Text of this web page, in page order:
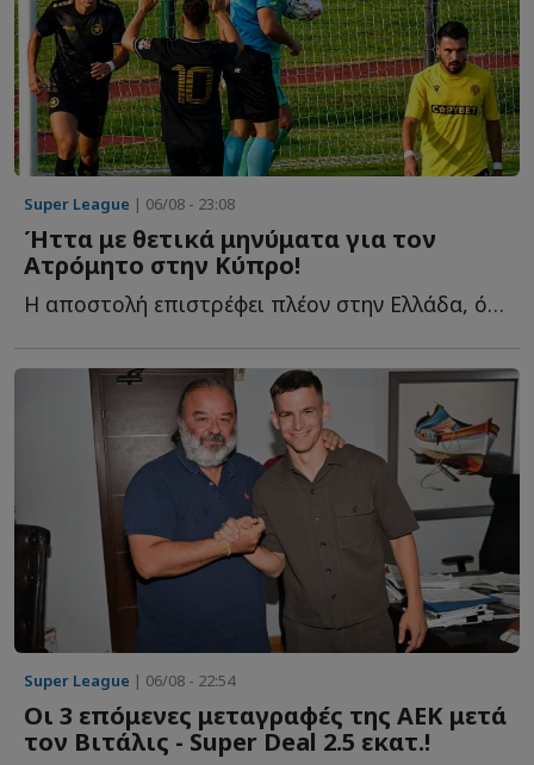
Super League | 06/08 - 23:08
Ήττα με θετικά μηνύματα για τον
Ατρόμητο στην Κύπρο!
Η αποστολή επιστρέφει πλέον στην Ελλάδα, όπου αναμένεται ν...
Super League | 06/08 - 22:54
Οι 3 επόμενες μεταγραφές της ΑΕΚ μετά
τον Βιτάλις - Super Deal 2.5 εκατ.!